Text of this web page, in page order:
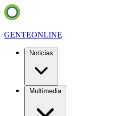
GENTEONLINE
Noticias
Multimedia